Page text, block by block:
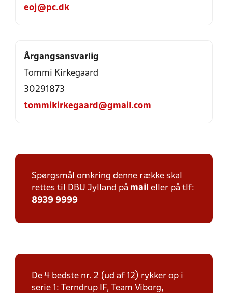
eoj@pc.dk
Årgangsansvarlig
Tommi Kirkegaard
30291873
tommikirkegaard@gmail.com
Spørgsmål omkring denne række skal
rettes til DBU Jylland på mail eller på tlf:
8939 9999
De 4 bedste nr. 2 (ud af 12) rykker op i
serie 1: Terndrup IF, Team Viborg,